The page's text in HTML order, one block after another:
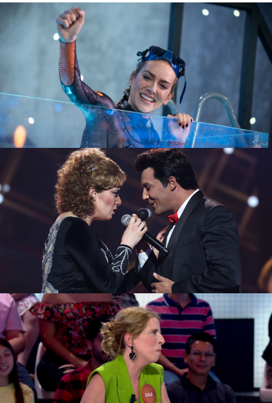
Jorge González
sigue triunfando entre la
televisión y los escenarios. Tras darse a conocer
en ‘Operación Triunfo’, ha sacado varios discos y
ha sido parte de musicales tan conocidos como
‘Full Monty’ y ‘La jaula de las locas’. Además, fue
el ganador de la octava edición de ‘Tu cara me
suena’, programa al que regresó como invitado
en la pasada gala de Reyes con un espectacular
dueto junto a María Villalón imitando a Juan
Gabriel y Rocío Durcal.
Otra voz con personalidad es la de Sole
Giménez.Vocalista de Presuntos Implicados
durante veintitrés años, de 1983 a 2006, el grupo
aportó grandes éxitos como ‘Alma de blues’ o
‘Cómo hemos cambiado’, entre muchas otras.
Después, ha grabado nueve discos más, en una
carrera como letrista y compositora llena de
reconocimientos. En su última visita al plató, con
‘La flor de la canela’, hizo un homenaje a las
mujeres “olvidadas” en la música.
Como de la casa es tambiénFernando Tejero,
cuyo personaje de Fermín en ‘Aquí no hay quién
viva’ le ha convertido en inolvidable en el mundo
de la televisión y series españolas. También ha
triunfado en el cine con papeles protagonistas
en ‘El penalti más largo del mundo’ o ‘Al final del
camino’. También hay que destacar su
participación en ‘Mask Singer’: ¡fue el Monstruo!